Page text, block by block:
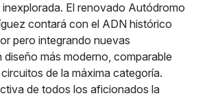
El renovado Autódromo
contará con el ADN histórico
pero integrando nuevas
más moderno, comparable
de la máxima categoría.
de todos los aficionados la